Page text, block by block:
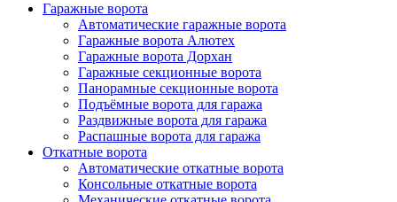
Гаражные ворота
Автоматические гаражные ворота
Гаражные ворота Алютех
Гаражные ворота Дорхан
Гаражные секционные ворота
Панорамные секционные ворота
Подъёмные ворота для гаража
Раздвижные ворота для гаража
Распашные ворота для гаража
Откатные ворота
Автоматические откатные ворота
Консольные откатные ворота